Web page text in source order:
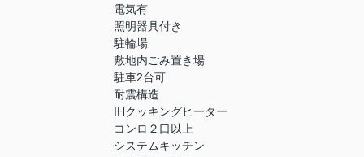
電気有
照明器具付き
駐輪場
敷地内ごみ置き場
駐車2台可
耐震構造
IHクッキングヒーター
コンロ２口以上
システムキッチン